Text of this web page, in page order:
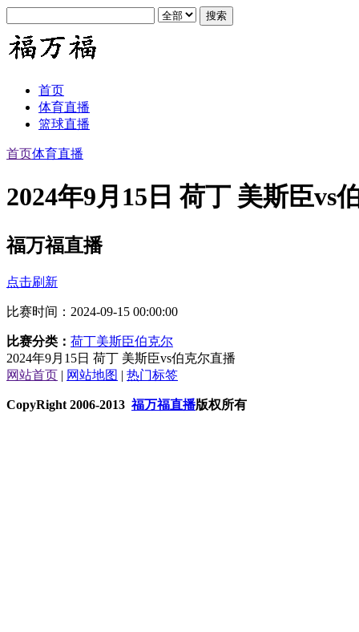
首页
体育直播
篮球直播
首页体育直播
2024年9月15日 荷丁 美斯臣vs
福万福直播
点击刷新
比赛时间：2024-09-15 00:00:00
比赛分类： 荷丁美斯臣伯克尔
2024年9月15日 荷丁 美斯臣vs伯克尔直播
网站首页 | 网站地图 | 热门标签
CopyRight 2006-2013福万福直播版权所有